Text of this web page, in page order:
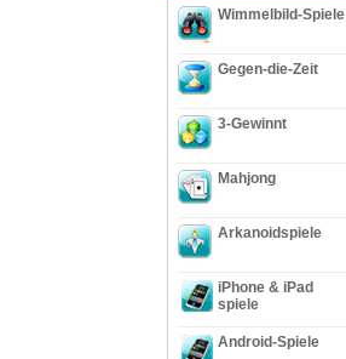
Wimmelbild-Spiele
Gegen-die-Zeit
3-Gewinnt
Mahjong
Arkanoidspiele
iPhone & iPad
spiele
Android-Spiele